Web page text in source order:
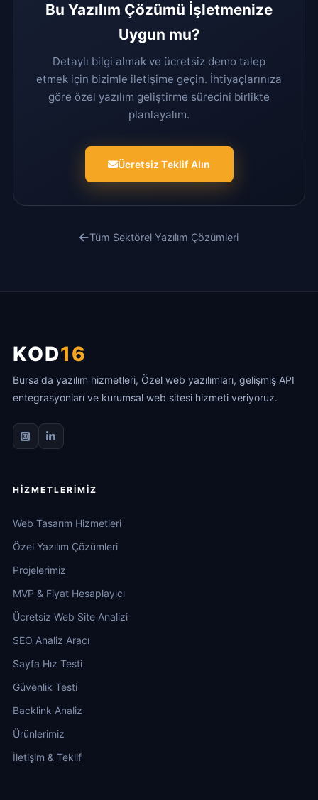
Bu Yazılım Çözümü İşletmenize
Uygun mu?
Detaylı bilgi almak ve ücretsiz demo talep
etmek için bizimle iletişime geçin. İhtiyaçlarınıza
göre özel yazılım geliştirme sürecini birlikte
planlayalım.
Ücretsiz Teklif Alın
Tüm Sektörel Yazılım Çözümleri
KOD16
Bursa'da yazılım hizmetleri, Özel web yazılımları, gelişmiş API
entegrasyonları ve kurumsal web sitesi hizmeti veriyoruz.
HIZMETLERIMIZ
Web Tasarım Hizmetleri
Özel Yazılım Çözümleri
Projelerimiz
MVP & Fiyat Hesaplayıcı
Ücretsiz Web Site Analizi
SEO Analiz Aracı
Sayfa Hız Testi
Güvenlik Testi
Backlink Analiz
Ürünlerimiz
İletişim & Teklif